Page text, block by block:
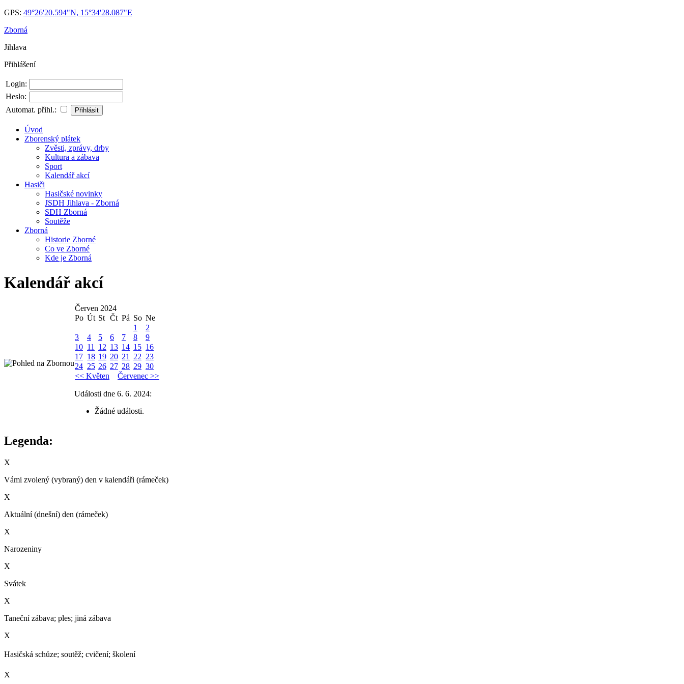
GPS: 49°26'20.594"N, 15°34'28.087"E
Zborná
Jihlava
Přihlášení
Login:
Heslo:
Automat. přihl.:
Úvod
Zborenský plátek
Zvěsti, zprávy, drby
Kultura a zábava
Sport
Kalendář akcí
Hasiči
Hasičské novinky
JSDH Jihlava - Zborná
SDH Zborná
Soutěže
Zborná
Historie Zborné
Co ve Zborné
Kde je Zborná
Kalendář akcí
Červen 2024
Po Út St Čt Pá So Ne
1
2
3
4 5 6 7 8
9
10 11 12 13 14 15 16
17 18 19 20 21 22 23
24 25 26 27 28 29 30
<< Květen
Červenec >>
Události dne 6. 6. 2024:
Žádné události.
Legenda:
X
Vámi zvolený (vybraný) den v kalendáři (rámeček)
X
Aktuální (dnešní) den (rámeček)
X
Narozeniny
X
Svátek
X
Taneční zábava; ples; jiná zábava
X
Hasičská schůze; soutěž; cvičení; školení­
X